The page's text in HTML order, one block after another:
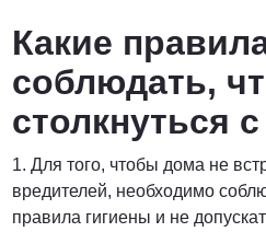
Какие
соблюдать,
столкнуться
1. Для того, чтобы дома не
вредителей, необходимо
правила гигиены и не